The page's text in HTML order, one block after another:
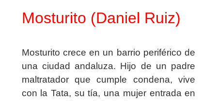
Mosturito (Daniel Ruiz)
Mosturito crece en un barrio periférico de
una ciudad andaluza. Hijo de un padre
maltratador que cumple condena, vive
con la Tata, su tía, una mujer entrada en